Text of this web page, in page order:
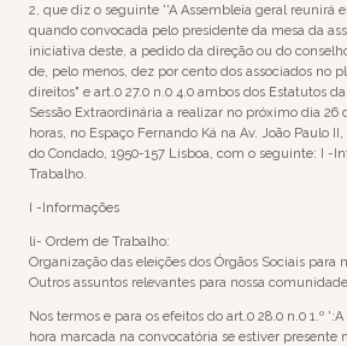
2, que diz o seguinte ''A Assembleia geral reunirá
quando convocada pelo presidente da mesa da
iniciativa deste, a pedido da direção ou do
de, pelo menos, dez por cento dos associados no
direitos" e art.0 27.0 n.0 4.0 ambos dos Estatutos
Sessão Extraordinária a realizar no próximo dia 26
horas, no Espaço Fernando Ká na Av. João Paulo
do Condado, 1950-157 Lisboa, com o seguinte: I -
Trabalho.
I -Informações
li- Ordem de Trabalho:
Organização das eleições dos Órgãos Sociais para
Outros assuntos relevantes para nossa comunidade.
Nos termos e para os efeitos do art.0 28.0 n.0 1.º
hora marcada na convocatória se estiver presente